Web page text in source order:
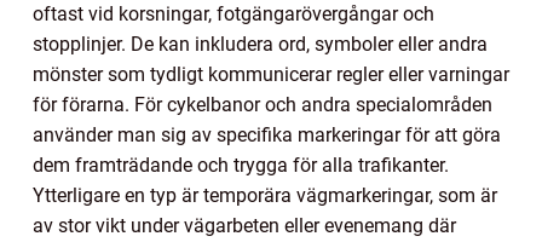
oftast vid korsningar, fotgängarövergångar och
stopplinjer. De kan inkludera ord, symboler eller andra
mönster som tydligt kommunicerar regler eller varningar
för förarna. För cykelbanor och andra specialområden
använder man sig av specifika markeringar för att göra
dem framträdande och trygga för alla trafikanter.
Ytterligare en typ är temporära vägmarkeringar, som är
av stor vikt under vägarbeten eller evenemang där